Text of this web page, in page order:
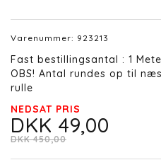
Varenummer: 923213
Fast bestillingsantal : 1
OBS! Antal rundes op til
rulle
NEDSAT PRIS
DKK 49,00
DKK 450,00